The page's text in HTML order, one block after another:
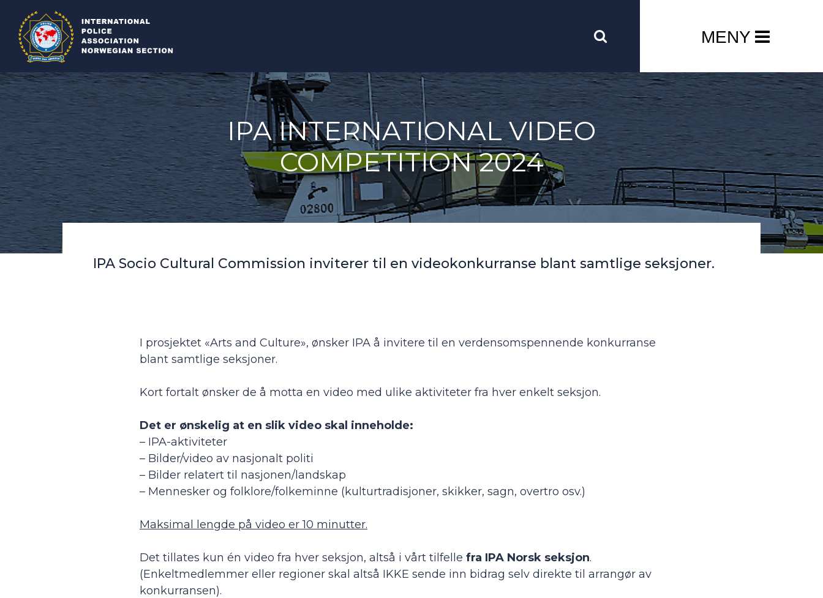
MENY
IPA INTERNATIONAL VIDEO
COMPETITION 2024
IPA Socio Cultural Commission inviterer til en videokonkurranse blant samtlige seksjoner.
I prosjektet «Arts and Culture», ønsker IPA å invitere til en verdensomspennende konkurranse
blant samtlige seksjoner.
Kort fortalt ønsker de å motta en video med ulike aktiviteter fra hver enkelt seksjon.
Det er ønskelig at en slik video skal inneholde:
– IPA-aktiviteter
– Bilder/video av nasjonalt politi
– Bilder relatert til nasjonen/landskap
– Mennesker og folklore/folkeminne (kulturtradisjoner, skikker, sagn, overtro osv.)
Maksimal lengde på video er 10 minutter.
Det tillates kun én video fra hver seksjon, altså i vårt tilfelle fra IPA Norsk seksjon.
(Enkeltmedlemmer eller regioner skal altså IKKE sende inn bidrag selv direkte til arrangør av
konkurransen).